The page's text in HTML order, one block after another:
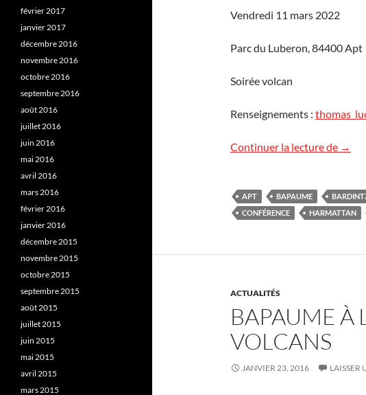
Vendredi 11 mars 2022
Parc du Luberon, 84400 Apt
Soirée volcan
Renseignements :
Continuer la lecture de →
APT BAPAUME
CONFÉRENCE
HARMATTAN
ACTUALITÉS
BAPAUME À
VOLCANS
JANVIER 23, 2016 LAISSER
février 2017
janvier 2017
décembre 2016
novembre 2016
octobre 2016
septembre 2016
août 2016
juillet 2016
juin 2016
mai 2016
avril 2016
mars 2016
février 2016
janvier 2016
décembre 2015
novembre 2015
octobre 2015
septembre 2015
août 2015
juillet 2015
juin 2015
mai 2015
avril 2015
mars 2015